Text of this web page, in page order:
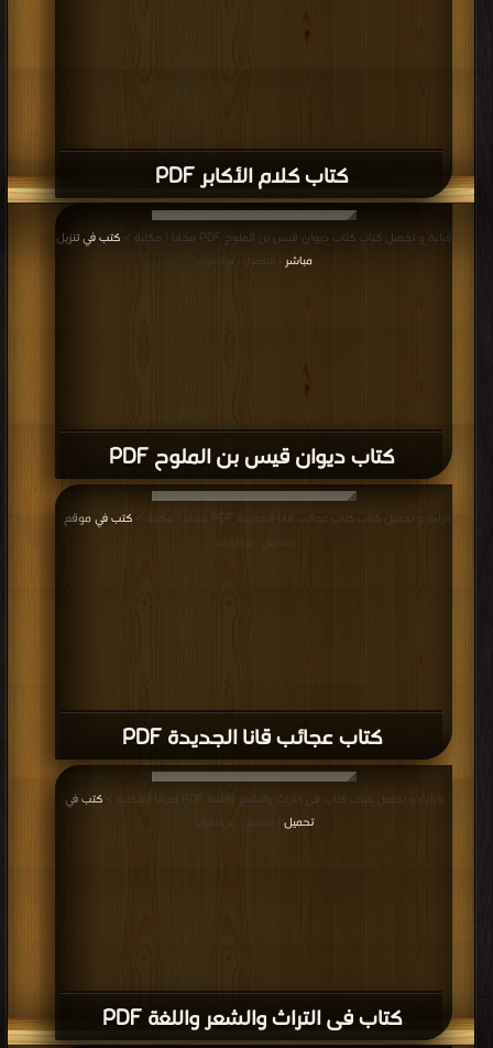
كتاب كلام الأكابر PDF
كتاب ديوان قيس بن الملوح PDF
قراءة و تحميل كتاب كتاب ديوان قيس بن الملوح PDF مجانا | مكتبة >
كتب في تنزيل
مباشر | التحميل : مرة/مرات
كتاب عجائب قانا الجديدة PDF
قراءة و تحميل كتاب كتاب عجائب قانا الجديدة PDF مجانا | مكتبة > كتب في موقع
التحميل : مرة/مرات
كتاب فى التراث والشعر واللغة PDF
قراءة و تحميل كتاب كتاب فى التراث والشعر واللغة PDF مجانا | مكتبة >
كتب في
تحميل
| التحميل : مرة/مرات